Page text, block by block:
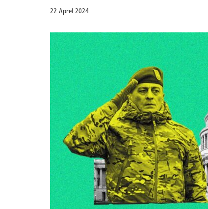
22 Aprel 2024